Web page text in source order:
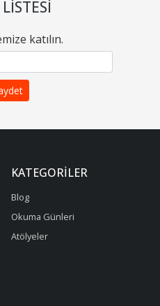
katılın.
KATEGORILER
Blog
Okuma Günleri
Atölyeler